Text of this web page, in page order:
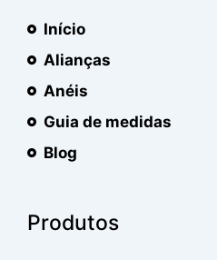
Início
Alianças
Anéis
Guia de medidas
Blog
Produtos